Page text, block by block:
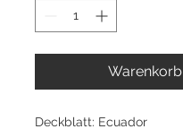
Warenkorb
Deckblatt: Ecuador